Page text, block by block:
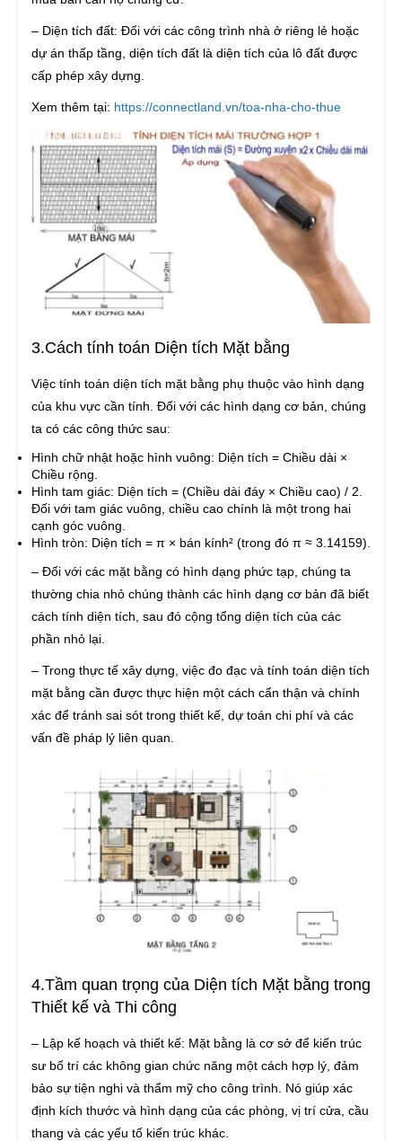
– Diện tích đất: Đối với các công trình nhà ở riêng lẻ hoặc
dự án thấp tầng, diện tích đất là diện tích của lô đất được
cấp phép xây dựng.
Xem thêm tại: https://connectland.vn/toa-nha-cho-thue
3.Cách tính toán Diện tích Mặt bằng
Việc tính toán diện tích mặt bằng phụ thuộc vào hình dạng
của khu vực cần tính. Đối với các hình dạng cơ bản, chúng
ta có các công thức sau:
Hình chữ nhật hoặc hình vuông: Diện tích = Chiều dài ×
Chiều rộng.
Hình tam giác: Diện tích = (Chiều dài đáy × Chiều cao) / 2.
Đối với tam giác vuông, chiều cao chính là một trong hai
cạnh góc vuông.
Hình tròn: Diện tích = π × bán kính² (trong đó π ≈ 3.14159).
– Đối với các mặt bằng có hình dạng phức tạp, chúng ta
thường chia nhỏ chúng thành các hình dạng cơ bản đã biết
cách tính diện tích, sau đó cộng tổng diện tích của các
phần nhỏ lại.
– Trong thực tế xây dựng, việc đo đạc và tính toán diện tích
mặt bằng cần được thực hiện một cách cẩn thận và chính
xác để tránh sai sót trong thiết kế, dự toán chi phí và các
vấn đề pháp lý liên quan.
4.Tầm quan trọng của Diện tích Mặt bằng trong
Thiết kế và Thi công
– Lập kế hoạch và thiết kế: Mặt bằng là cơ sở để kiến trúc
sư bố trí các không gian chức năng một cách hợp lý, đảm
bảo sự tiện nghi và thẩm mỹ cho công trình. Nó giúp xác
định kích thước và hình dạng của các phòng, vị trí cửa, cầu
thang và các yếu tố kiến trúc khác.